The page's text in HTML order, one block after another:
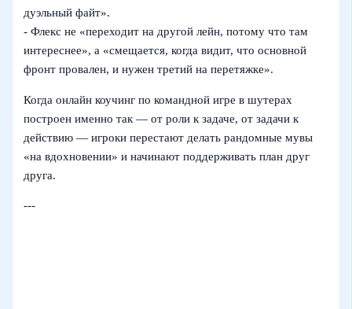
дуэльный файт».
- Флекс не «переходит на другой лейн, потому что там
интереснее», а «смещается, когда видит, что основной
фронт провален, и нужен третий на перетяжке».
Когда онлайн коучинг по командной игре в шутерах
построен именно так — от роли к задаче, от задачи к
действию — игроки перестают делать рандомные мувы
«на вдохновении» и начинают поддерживать план друг
друга.
---